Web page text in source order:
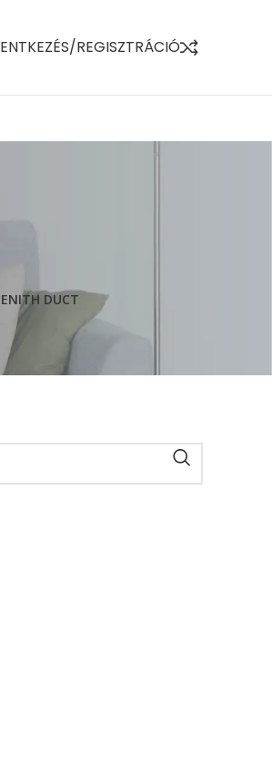
REGISZTRÁCIÓ
DUCT